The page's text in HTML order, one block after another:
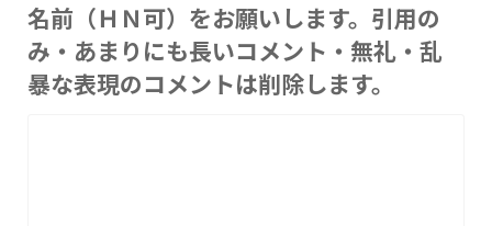
名前（ＨＮ可）をお願いします。引用の
み・あまりにも長いコメント・無礼・乱
暴な表現のコメントは削除します。